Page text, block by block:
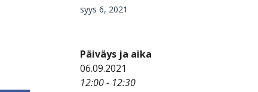
syys 6, 2021
Päiväys ja aika
06.09.2021
12:00 - 12:30